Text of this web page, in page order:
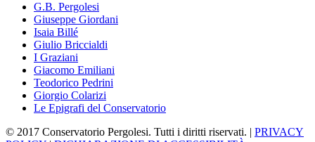
G.B. Pergolesi
Giuseppe Giordani
Isaia Billé
Giulio Briccialdi
I Graziani
Giacomo Emiliani
Teodorico Pedrini
Giorgio Colarizi
Le Epigrafi del Conservatorio
© 2017 Conservatorio Pergolesi. Tutti i diritti riservati. | PRIVACY